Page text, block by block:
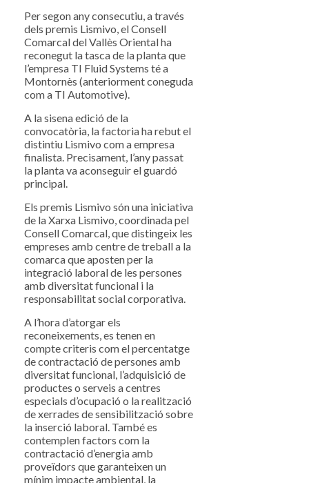
Per segon any consecutiu, a través
dels premis Lismivo, el Consell
Comarcal del Vallès Oriental ha
reconegut la tasca de la planta que
l’empresa TI Fluid Systems té a
Montornès (anteriorment coneguda
com a TI Automotive).
A la sisena edició de la
convocatòria, la factoria ha rebut el
distintiu Lismivo com a empresa
finalista. Precisament, l’any passat
la planta va aconseguir el guardó
principal.
Els premis Lismivo són una iniciativa
de la Xarxa Lismivo, coordinada pel
Consell Comarcal, que distingeix les
empreses amb centre de treball a la
comarca que aposten per la
integració laboral de les persones
amb diversitat funcional i la
responsabilitat social corporativa.
A l’hora d’atorgar els
reconeixements, es tenen en
compte criteris com el percentatge
de contractació de persones amb
diversitat funcional, l’adquisició de
productes o serveis a centres
especials d’ocupació o la realització
de xerrades de sensibilització sobre
la inserció laboral. També es
contemplen factors com la
contractació d’energia amb
proveïdors que garanteixen un
mínim impacte ambiental, la